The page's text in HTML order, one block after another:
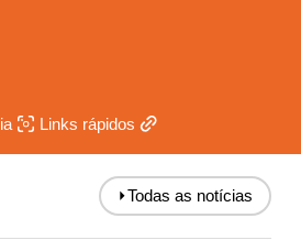
Links rápidos
⏵Todas as notícias